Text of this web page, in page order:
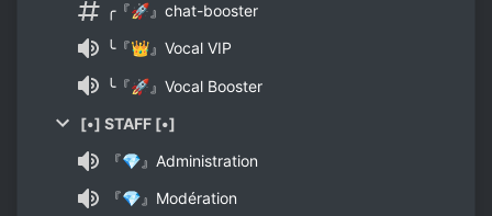
╭『🚀』chat-booster
╰『👑』Vocal VIP
╰『🚀』Vocal Booster
[•] STAFF [•]
『💎』Administration
『💎』Modération